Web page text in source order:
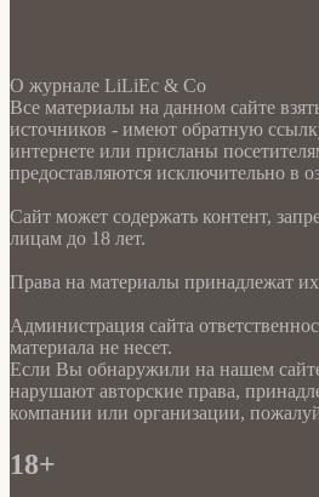
О журнале LiLiEc & Co
Все материалы на данном сайте
источников - имеют обратную
интернете или присланы
предоставляются исключительно в
Сайт может содержать контент,
лицам до 18 лет.
Права на материалы принадлежат
Администрация сайта
материала не несет.
Если Вы обнаружили на нашем
нарушают авторские права,
компании или организации,
18+